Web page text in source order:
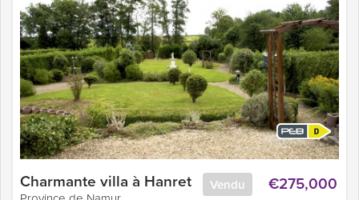
€275,000
Vendu
Charmante villa à Hanret